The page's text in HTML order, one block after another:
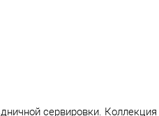
сервировки. Коллекция